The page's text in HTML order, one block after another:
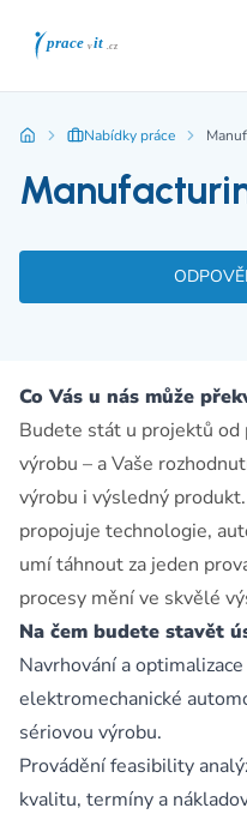
Nabídky práce
Co Vás u nás může
Budete stát u projektů od
výrobu – a Vaše
výrobu i výsledný
propojuje technologie,
umí táhnout za jeden
procesy mění ve skvělé
Na čem budete stavět
Navrhování a
elektromechanické
sériovou výrobu.
Provádění feasibility
kvalitu, termíny a